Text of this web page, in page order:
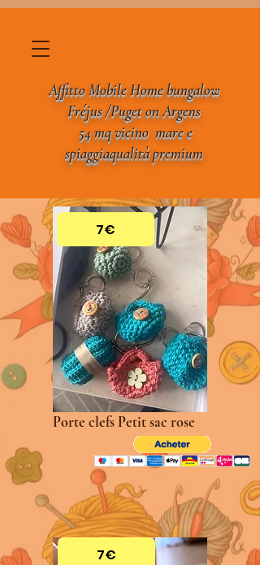
Affitto Mobile Home bungalow
Fréjus/PugetonArgens
54 mqvicino mare e
spiaggiaqualitàpremium
7€
Porte clefs Petit sac rose
7€